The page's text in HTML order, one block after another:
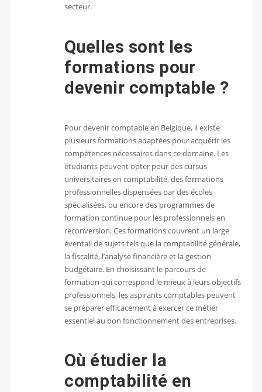
secteur.
Quelles sont les
formations pour
devenir comptable ?
Pour devenir comptable en Belgique, il existe
plusieurs formations adaptées pour acquérir les
compétences nécessaires dans ce domaine. Les
étudiants peuvent opter pour des cursus
universitaires en comptabilité, des formations
professionnelles dispensées par des écoles
spécialisées, ou encore des programmes de
formation continue pour les professionnels en
reconversion. Ces formations couvrent un large
éventail de sujets tels que la comptabilité générale,
la fiscalité, l’analyse financière et la gestion
budgétaire. En choisissant le parcours de
formation qui correspond le mieux à leurs objectifs
professionnels, les aspirants comptables peuvent
se préparer efficacement à exercer ce métier
essentiel au bon fonctionnement des entreprises.
Où étudier la
comptabilité en